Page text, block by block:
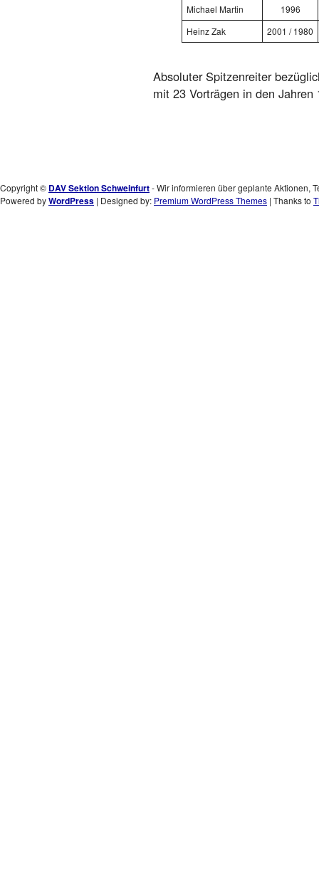
Michael Martin
1996
Heinz Zak
2001 / 1980
Absoluter Spitzenreiter
mit 23 Vorträgen in den Jahren
Copyright © DAV Sektion Schweinfurt- Wir informieren über geplante Aktionen,
Powered byWordPress | Designed by: Premium WordPress Themes | Thanks to